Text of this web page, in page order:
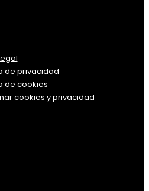
de privacidad
de cookies
cookies y privacidad